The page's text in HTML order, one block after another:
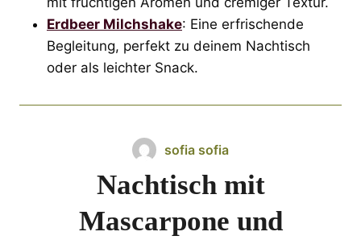
Erdbeer Milchshake: Eine erfrischende
Begleitung, perfekt zu deinem Nachtisch
oder als leichter Snack.
sofia sofia
Nachtisch mit
Mascarpone und